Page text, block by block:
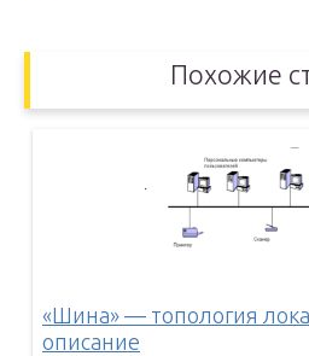
Похожие
«Шина» — топология
описание